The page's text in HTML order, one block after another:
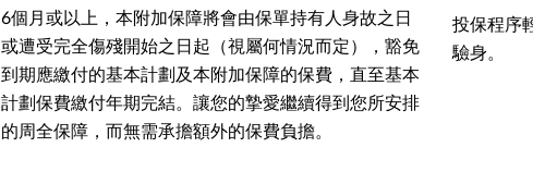
6個月或以上，本附加保障將會由保單持有人身故之日
或遭受完全傷殘開始之日起（視屬何情況而定），豁免
到期應繳付的基本計劃及本附加保障的保費，直至基本
計劃保費繳付年期完結。讓您的摯愛繼續得到您所安排
的周全保障，而無需承擔額外的保費負擔。
投保程序
驗身。